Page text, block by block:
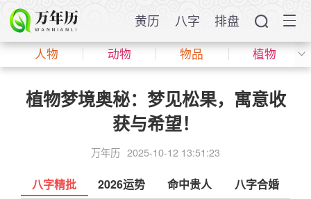
黄历 八字 排盘
人物 动物 物品 植物
植物梦境奥秘：梦见松果，寓意收
获与希望！
万年历 2025-10-12 13:51:23
八字精批 2026运势 命中贵人 八字合婚